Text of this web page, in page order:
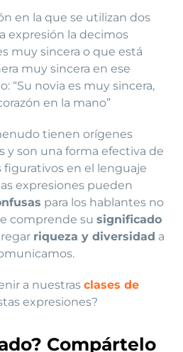
en la que se utilizan dos
expresión la decimos
muy sincera o que está
muy sincera en ese
“Su novia es muy sincera,
en la mano”
tienen orígenes
y son una forma efectiva de
en el lenguaje
expresiones pueden
para los hablantes no
comprende su significado
riqueza y diversidad a
a nuestras clases de
expresiones?
Compártelo